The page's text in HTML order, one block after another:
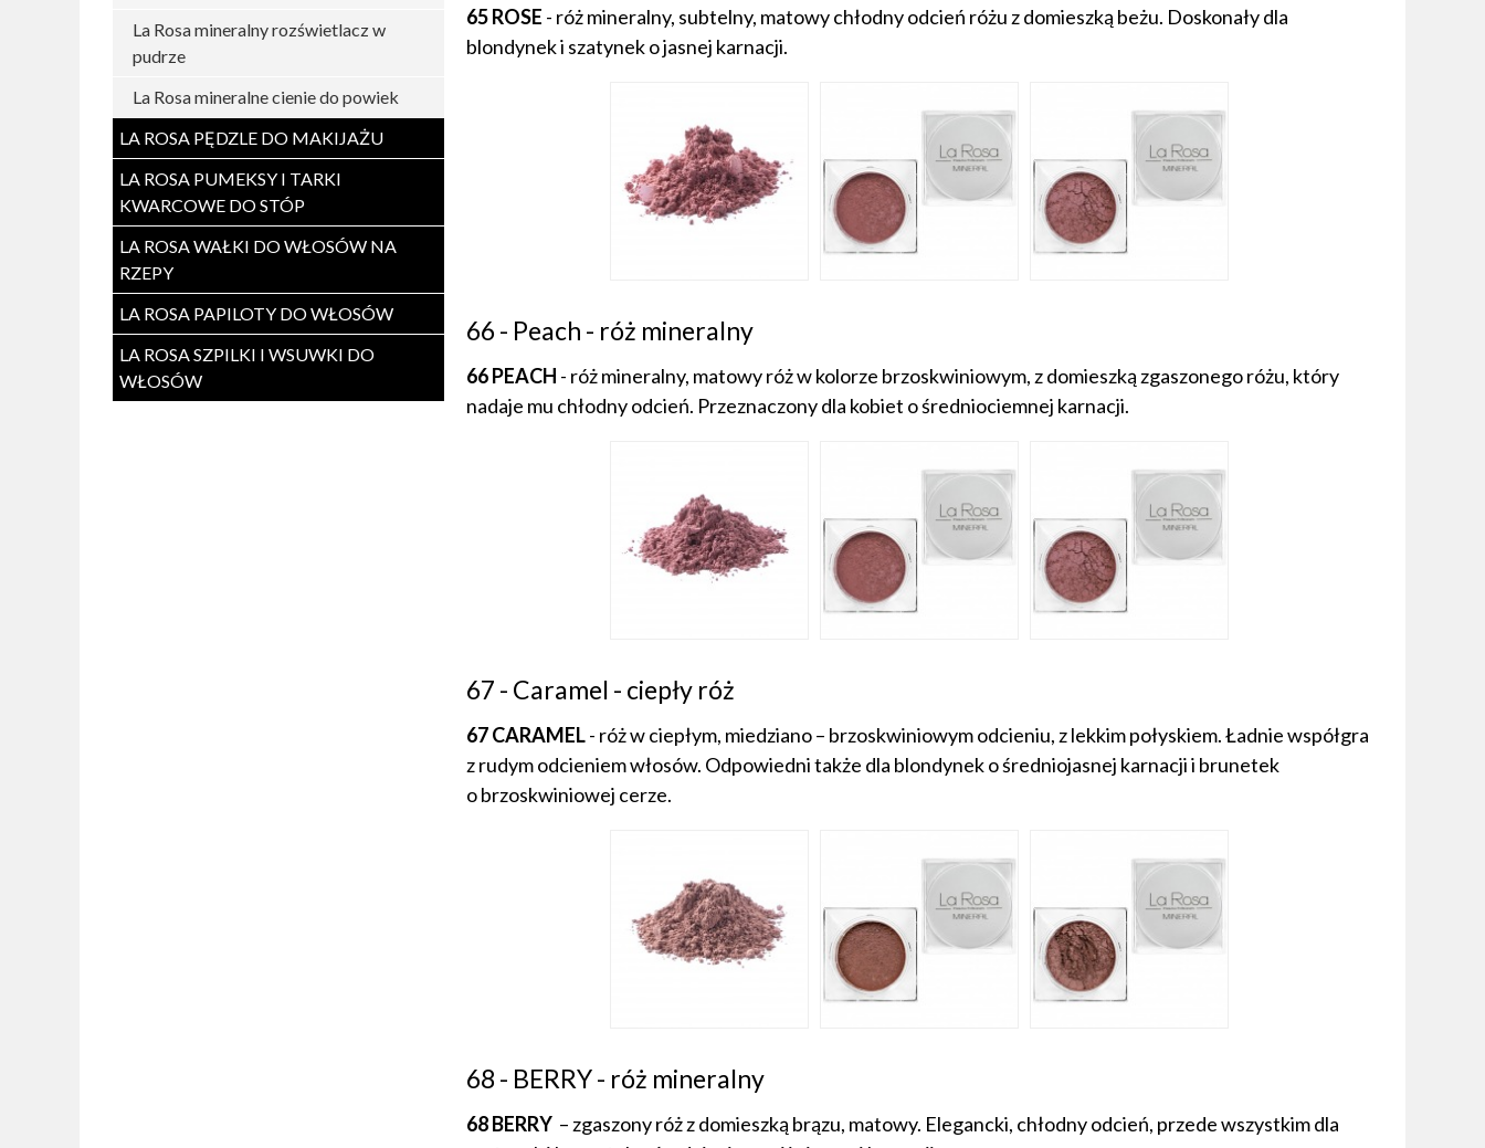
65 ROSE - róż mineralny, subtelny, matowy chłodny odcień różu z domieszką beżu. Doskonały dla
blondynek i szatynek o jasnej karnacji.
66 - Peach - róż mineralny
66 PEACH - róż mineralny, matowy róż w kolorze brzoskwiniowym, z domieszką zgaszonego różu, który
nadaje mu chłodny odcień. Przeznaczony dla kobiet o średniociemnej karnacji.
67 - Caramel - ciepły róż
67 CARAMEL- róż w ciepłym, miedziano – brzoskwiniowym odcieniu, z lekkim połyskiem. Ładnie współgra
z rudym odcieniem włosów. Odpowiedni także dla blondynek o średniojasnej karnacji i brunetek
o brzoskwiniowej cerze.
68 - BERRY - róż mineralny
68 BERRY – zgaszony róż z domieszką brązu, matowy. Elegancki, chłodny odcień, przede wszystkim dla
La Rosa mineralny rozświetlacz w
pudrze
La Rosa mineralne cienie do powiek
LA ROSA PĘDZLE DO MAKIJAŻU
LA ROSA PUMEKSY I TARKI
KWARCOWE DO STÓP
LA ROSA WAŁKI DO WŁOSÓW NA
RZEPY
LA ROSA PAPILOTY DO WŁOSÓW
LA ROSA SZPILKI I WSUWKI DO
WŁOSÓW